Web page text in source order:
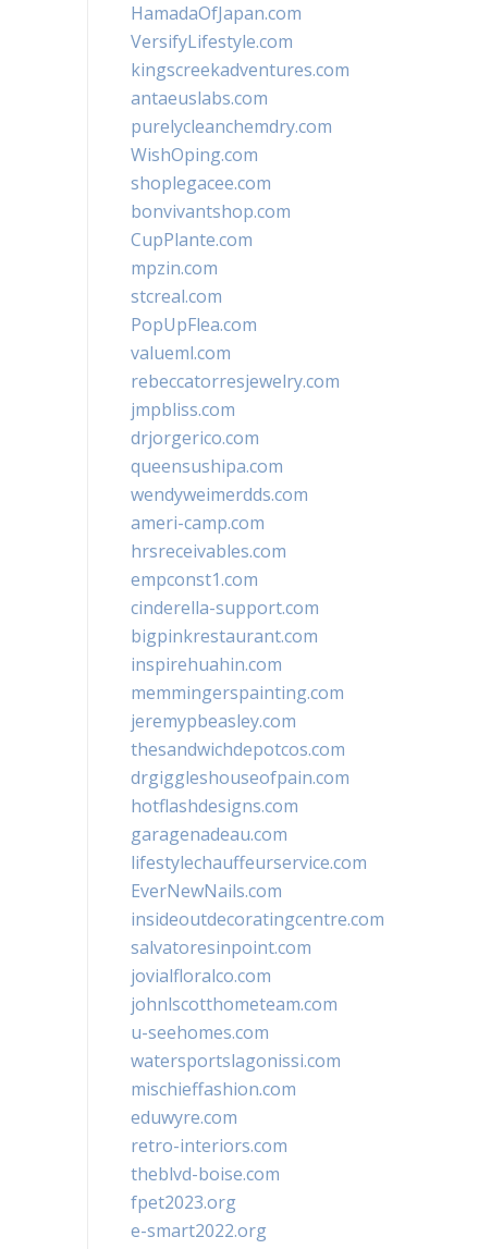
HamadaOfJapan.com
VersifyLifestyle.com
kingscreekadventures.com
antaeuslabs.com
purelycleanchemdry.com
WishOping.com
shoplegacee.com
bonvivantshop.com
CupPlante.com
mpzin.com
stcreal.com
PopUpFlea.com
valueml.com
rebeccatorresjewelry.com
jmpbliss.com
drjorgerico.com
queensushipa.com
wendyweimerdds.com
ameri-camp.com
hrsreceivables.com
empconst1.com
cinderella-support.com
bigpinkrestaurant.com
inspirehuahin.com
memmingerspainting.com
jeremypbeasley.com
thesandwichdepotcos.com
drgiggleshouseofpain.com
hotflashdesigns.com
garagenadeau.com
lifestylechauffeurservice.com
EverNewNails.com
insideoutdecoratingcentre.com
salvatoresinpoint.com
jovialfloralco.com
johnlscotthometeam.com
u-seehomes.com
watersportslagonissi.com
mischieffashion.com
eduwyre.com
retro-interiors.com
theblvd-boise.com
fpet2023.org
e-smart2022.org